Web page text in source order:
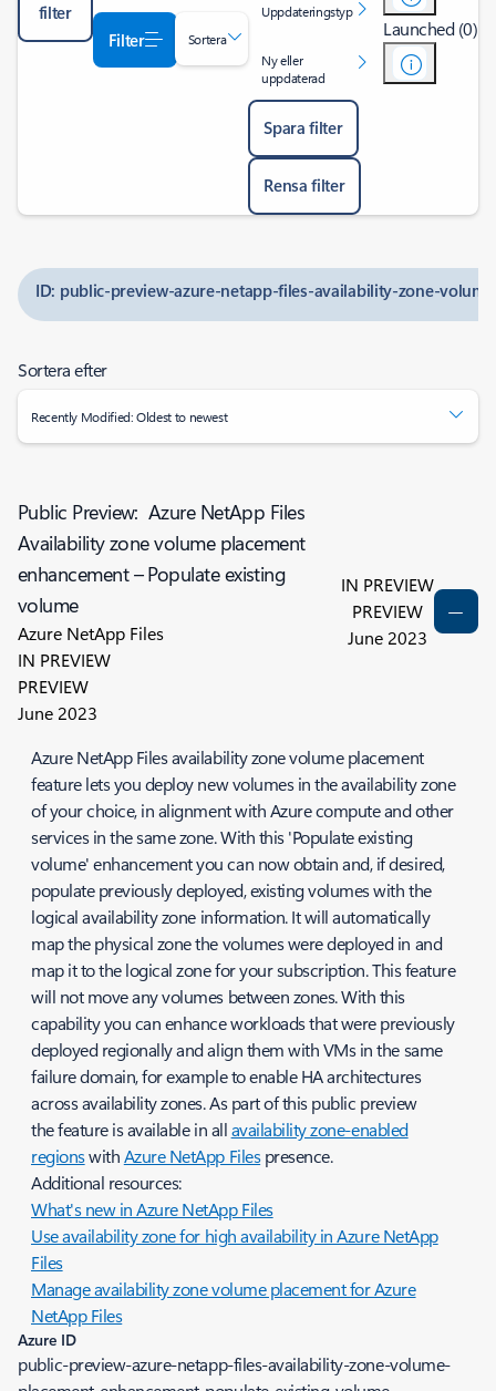
filter
Filter Sortera
Uppdateringstyp
Ny eller
uppdaterad
Spara filter
Rensa filter
Launched (0)
ID: public-preview-azure-netapp-files-availability-zone-
Sortera efter
Recently Modified: Oldest to newest
Public Preview: Azure NetApp Files
Availability zone volume placement
enhancement – Populate existing
volume
Azure NetApp Files
IN PREVIEW
PREVIEW
June 2023
IN PREVIEW
PREVIEW
June 2023
Azure NetApp Files availability zone volume placement
feature lets you deploy new volumes in the availability zone
of your choice, in alignment with Azure compute and other
services in the same zone. With this 'Populate existing
volume' enhancement you can now obtain and, if desired,
populate previously deployed, existing volumes with the
logical availability zone information. It will automatically
map the physical zone the volumes were deployed in and
map it to the logical zone for your subscription. This feature
will not move any volumes between zones. With this
capability you can enhance workloads that were previously
deployed regionally and align them with VMs in the same
failure domain, for example to enable HA architectures
across availability zones. As part of this public preview
the feature is available in allavailability zone-enabled
regionswithAzure NetApp Filespresence.
Additional resources:
What's new in Azure NetApp Files
Use availability zone for high availability in Azure NetApp
Files
Manage availability zone volume placement for Azure
NetApp Files
Azure ID
public-preview-azure-netapp-files-availability-zone-volume-